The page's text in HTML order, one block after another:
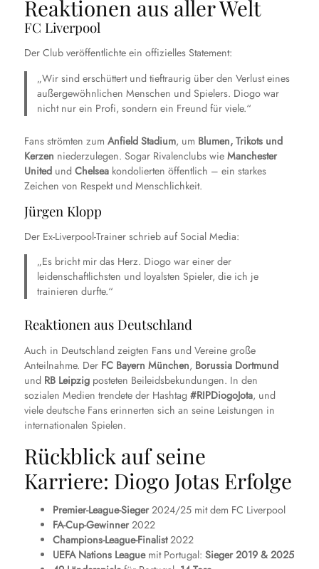
Reaktionen aus aller Welt
FC Liverpool
Der Club veröffentlichte ein offizielles Statement:
„Wir sind erschüttert und tieftraurig über den Verlust eines
außergewöhnlichen Menschen und Spielers. Diogo war
nicht nur ein Profi, sondern ein Freund für viele.“
Fans strömten zum Anfield Stadium, um Blumen, Trikots und
Kerzen niederzulegen. Sogar Rivalenclubs wie Manchester
United und Chelsea kondolierten öffentlich – ein starkes
Zeichen von Respekt und Menschlichkeit.
Jürgen Klopp
Der Ex-Liverpool-Trainer schrieb auf Social Media:
„Es bricht mir das Herz. Diogo war einer der
leidenschaftlichsten und loyalsten Spieler, die ich je
trainieren durfte.“
Reaktionen aus Deutschland
Auch in Deutschland zeigten Fans und Vereine große
Anteilnahme. Der FC Bayern München, Borussia Dortmund
und RB Leipzig posteten Beileidsbekundungen. In den
sozialen Medien trendete der Hashtag #RIPDiogoJota, und
viele deutsche Fans erinnerten sich an seine Leistungen in
internationalen Spielen.
Rückblick auf seine
Karriere: Diogo Jotas Erfolge
Premier-League-Sieger2024/25 mit dem FC Liverpool
FA-Cup-Gewinner2022
Champions-League-Finalist2022
UEFA Nations Leaguemit Portugal: Sieger 2019 & 2025